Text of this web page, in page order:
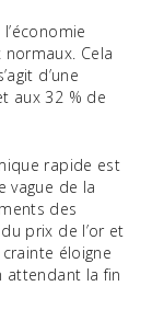
Cela
d’une
aux 32 % de
rapide est
vague de la
des
prix de l’or et
éloigne
attendant la fin